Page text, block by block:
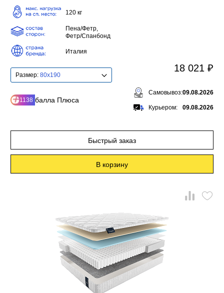
120 кг
Пена/Фетр,
Фетр/Спанбонд
Италия
Размер: 80x190
1138 балла Плюса
18 021 ₽
Самовывоз:09.08.2026
Курьером: 09.08.2026
Быстрый заказ
В корзину